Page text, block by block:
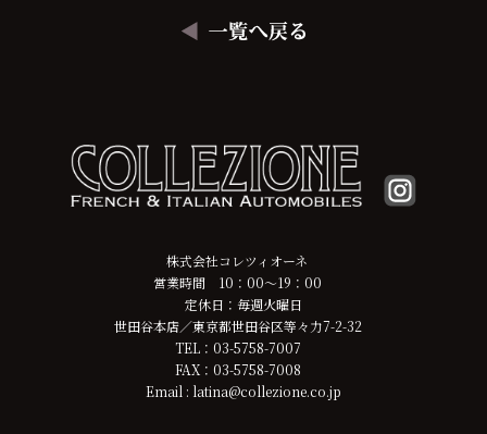
株式会社コレツィオーネ
営業時間 10：00～19：00
定休日：毎週火曜日
世田谷本店／東京都世田谷区等々力7-2-32
TEL：03-5758-7007
FAX：03-5758-7008
Email : latina@collezione.co.jp